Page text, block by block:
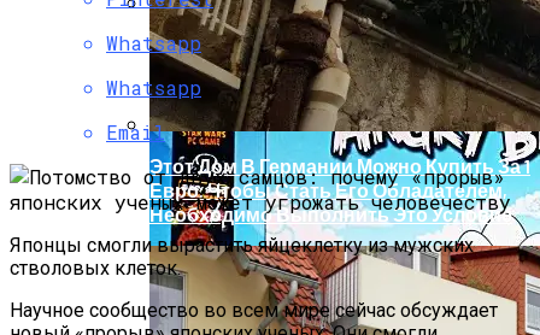
В России Изобрели Лекарство,
Восстанавливающее Мозг
Этот Дом В Германии Можно Купить За 1
Евро. Чтобы Стать Его Обладателем,
Необходимо Выполнить Это Условие
Whatsapp
Whatsapp
Email
Японцы смогли вырастить яйцеклетку из мужских
стволовых клеток.
Научное сообщество во всем мире сейчас обсуждает